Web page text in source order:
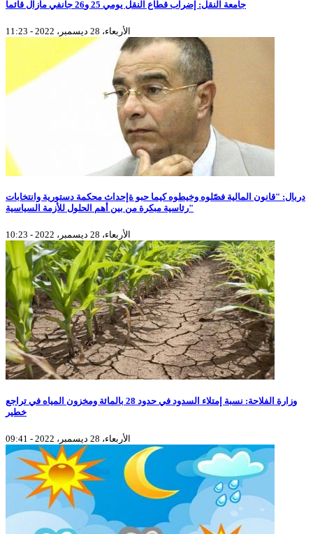
جامعة النقل: إضراب قطاع النقل يومي 25 و26 جانفي مازال قائما
الأربعاء، 28 ديسمبر، 2022 - 11:23
دربال: "قانون المالية فصّلوه وخيطوه كيما حبو ةإحداث محكمة دستورية وانتخابات
رئاسية مبكرة من بين أهم الحلول للأزمة السياسية"
الأربعاء، 28 ديسمبر، 2022 - 10:23
وزارة الفلاحة: نسبة إمتلاء السدود في حدود 28 بالمائة ومخزون المياه في تراجع
خطير
الأربعاء، 28 ديسمبر، 2022 - 09:41